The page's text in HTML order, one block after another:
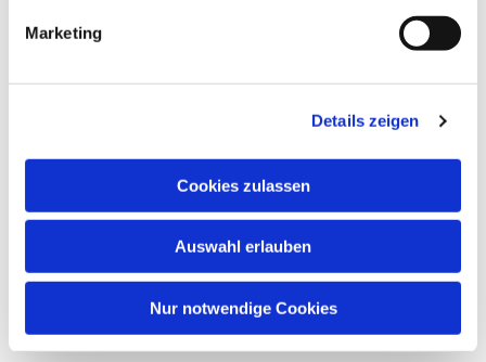
Marketing
Details zeigen
Cookies zulassen
Auswahl erlauben
Nur notwendige Cookies